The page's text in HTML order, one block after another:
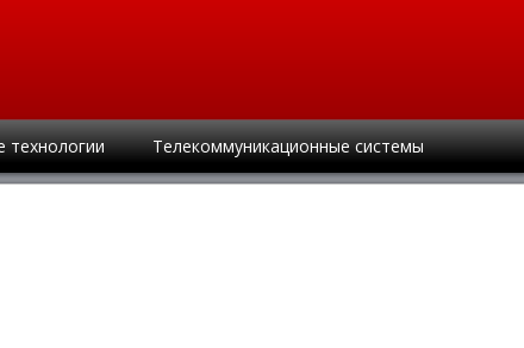
технологии Телекоммуникационные системы